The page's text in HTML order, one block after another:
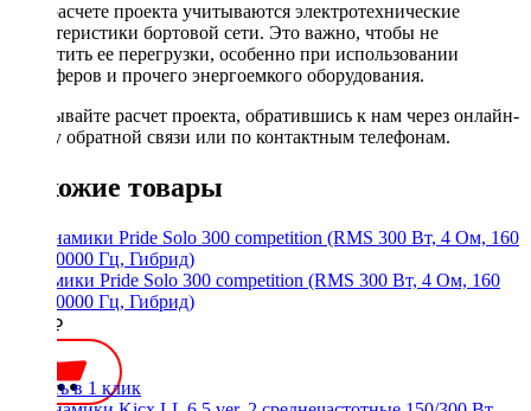
При расчете проекта учитываются электротехнические
характеристики бортовой сети. Это важно, чтобы не
допустить ее перегрузки, особенно при использовании
сабвуферов и прочего энергоемкого оборудования.
Заказывайте расчет проекта, обратившись к нам через онлайн-
форму обратной связи или по контактным телефонам.
Похожие товары
Динамики Pride Solo 300 competition (RMS 300 Вт, 4 Ом, 160
Гц - 10000 Гц, Гибрид)
8900 ₽
Купить в 1 клик